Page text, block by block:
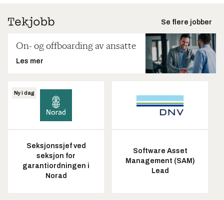
Se flere jobber
On- og offboarding av ansatte
Les mer
Ny i dag
Seksjonssjef ved
seksjon for
garantiordningen i
Norad
Software Asset
Management (SAM)
Lead